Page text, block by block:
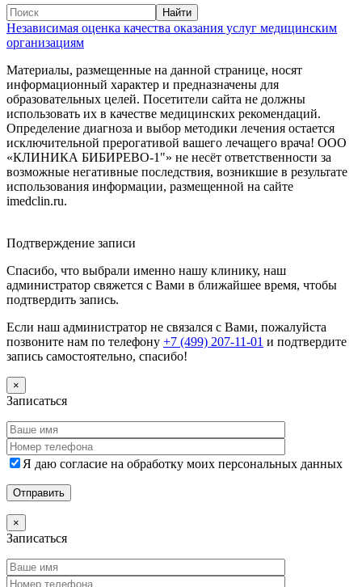
Независимая оценка качества оказания услуг медицинским
организациям
Материалы, размещенные на данной странице, носят
информационный характер и предназначены для
образовательных целей. Посетители сайта не должны
использовать их в качестве медицинских рекомендаций.
Определение диагноза и выбор методики лечения остается
исключительной прерогативой вашего лечащего врача! ООО
«КЛИНИКА БИБИРЕВО-1"» не несёт ответственности за
возможные негативные последствия, возникшие в результате
использования информации, размещенной на сайте
imedclin.ru.
Подтверждение записи
Спасибо, что выбрали именно нашу клинику, наш
администратор свяжется с Вами в ближайшее время, чтобы
подтвердить запись.
Если наш администратор не связался с Вами, пожалуйста
позвоните нам по телефону +7 (499) 207-11-01 и подтвердите
запись самостоятельно, спасибо!
×
Записаться
Я даю согласие на обработку моих персональных данных
×
Записаться